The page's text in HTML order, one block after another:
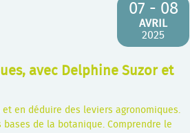
07 - 08
AVRIL
2025
avec Delphine Suzor et
en déduire des leviers agronomiques.
bases de la botanique. Comprendre le